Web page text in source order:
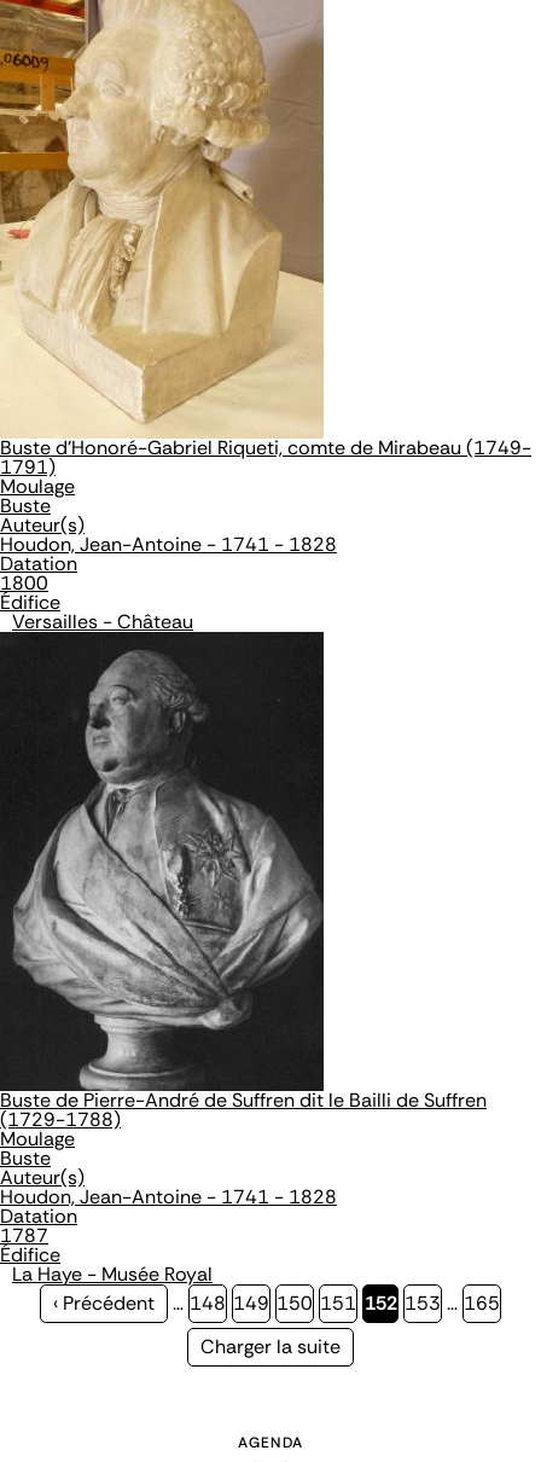
Buste d'Honoré-Gabriel Riqueti, comte de Mirabeau (1749-
1791)
Moulage
Buste
Auteur(s)
Houdon, Jean-Antoine - 1741 - 1828
Datation
1800
Édifice
Versailles - Château
Buste de Pierre-André de Suffren dit le Bailli de Suffren
(1729-1788)
Moulage
Buste
Auteur(s)
Houdon, Jean-Antoine - 1741 - 1828
Datation
1787
Édifice
La Haye - Musée Royal
Page
‹ Précédent … Page
148 Page
149 Page
150 Page
151 Page
152 Page
153 … Page
165
Page
Charger la suite
AGENDA